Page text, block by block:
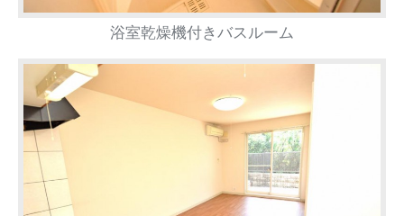
浴室乾燥機付きバスルーム